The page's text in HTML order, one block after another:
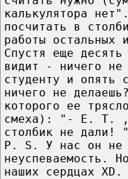
калькулятора
посчитать в
работы остальных
Спустя еще
видит - ничего не
студенту и опять
ничего не
которого ее
смеха): "- Е. Т. ,
столбик не дали! "
P. S. У нас он не
неуспеваемость.
наших сердцах XD.